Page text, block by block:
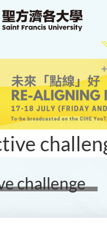
challenge